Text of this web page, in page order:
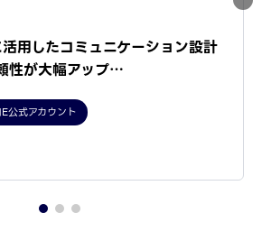
用したコミュニケーション設計
性が大幅アップ…
公式アカウント